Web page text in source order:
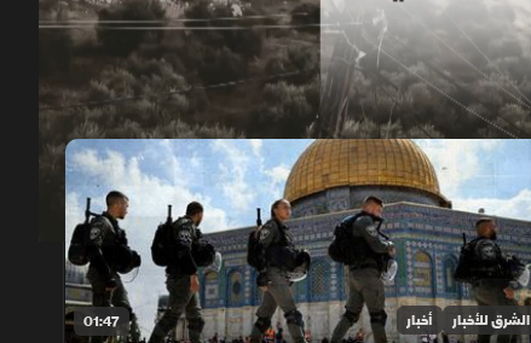
00:12/01:53
01:47 الشرق للأخبار أخبار